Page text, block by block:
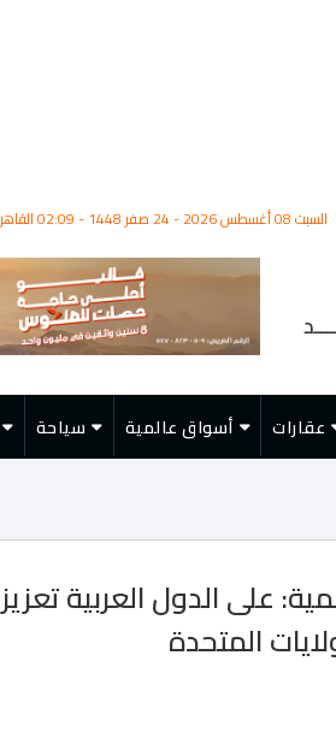
السبت 08 أغسطس 2026 - 24 صفر 1448 - 02:09 القاهرة
عقارات أسواق عالمية سياحة
على الدول العربية تعزيز
المتحدة